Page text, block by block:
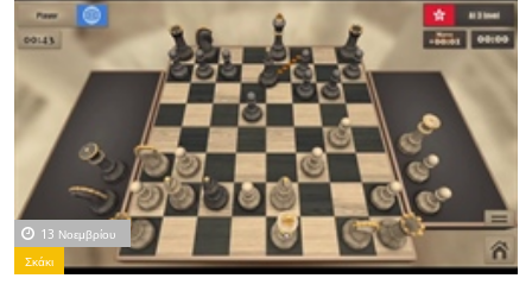
13 Νοεμβρίου
Σκάκι